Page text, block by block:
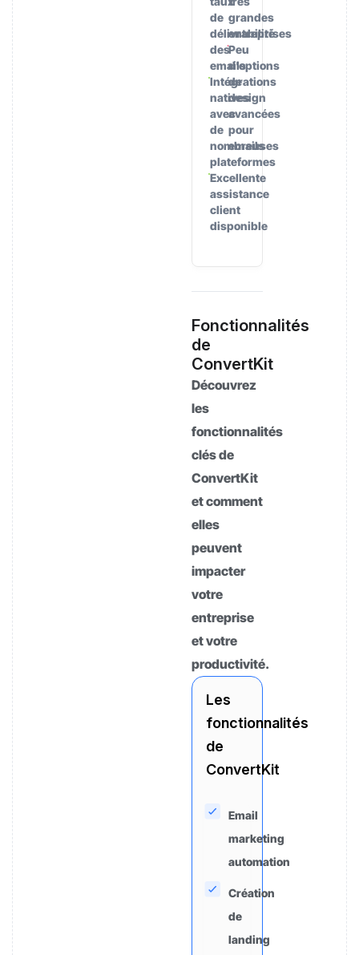
de
délivrabilité
des
emails
Intégrations
natives
avec
de
nombreuses
plateformes
Excellente
assistance
client
disponible
grandes
entreprises
Peu
d’options
de
design
avancées
pour
emails
Fonctionnalités
de
ConvertKit
Découvrez
les
fonctionnalités
clés de
ConvertKit
et comment
elles
peuvent
impacter
votre
entreprise
et votre
productivité.
Les
fonctionnalités
de
ConvertKit
Email
marketing
automation
Création
de
landing